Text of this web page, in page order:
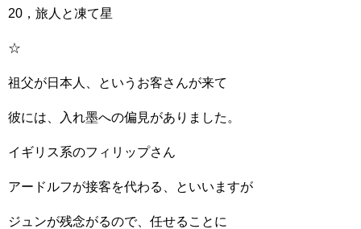
20，旅人と凍て星
☆
祖父が日本人、というお客さんが来て
彼には、入れ墨への偏見がありました。
イギリス系のフィリップさん
アードルフが接客を代わる、といいますが
ジュンが残念がるので、任せることに